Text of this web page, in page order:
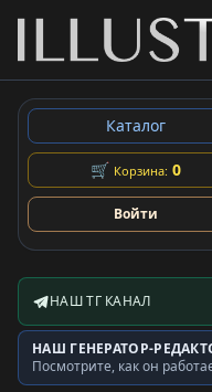
Каталог
🛒 Корзина: 0
Войти
Telegram-канал
НАШ ТГ КАНАЛ
Генератор трафаретов
НАШ ГЕНЕРАТОР-
Посмотрите, как он